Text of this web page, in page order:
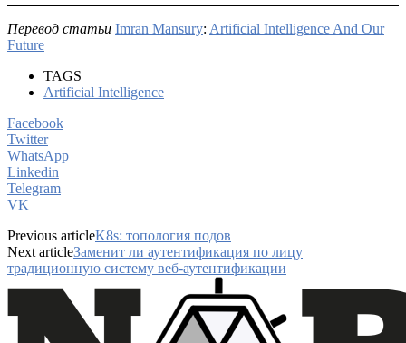
Перевод статьи Imran Mansury: Artificial Intelligence And Our
Future
TAGS
Artificial Intelligence
Facebook
Twitter
WhatsApp
Linkedin
Telegram
VK
Previous articleK8s: топология подов
Next articleЗаменит ли аутентификация по лицу
традиционную систему веб-аутентификации